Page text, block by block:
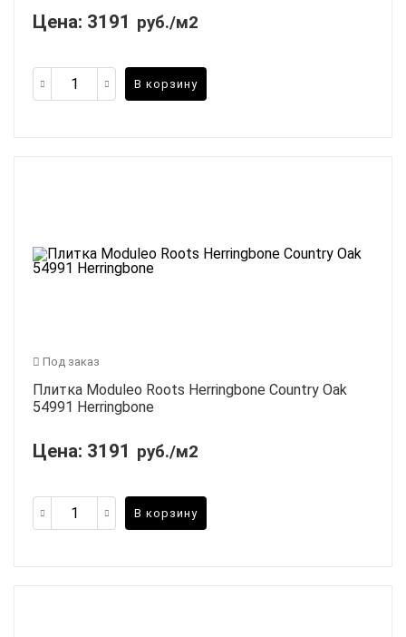
Цена: 3191 руб./м2
В корзину
Под заказ
Плитка Moduleo Roots Herringbone Country Oak
54991 Herringbone
Цена: 3191 руб./м2
В корзину